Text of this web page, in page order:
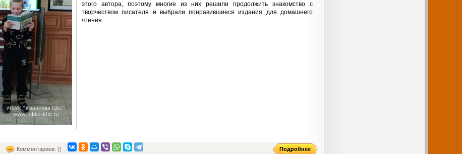
этого автора, поэтому многие из них решили продолжить знакомство с
творчеством писателя и выбрали понравившиеся издания для домашнего
чтения.
Подробнее
Комментариев: ()